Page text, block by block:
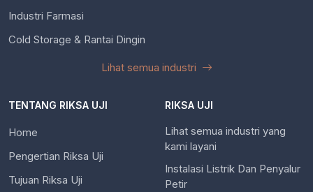
Industri Farmasi
Cold Storage & Rantai Dingin
Lihat semua industri
TENTANG RIKSA UJI
Home
Pengertian Riksa Uji
Tujuan Riksa Uji
RIKSA UJI
Lihat semua industri yang
kami layani
Instalasi Listrik Dan Penyalur
Petir